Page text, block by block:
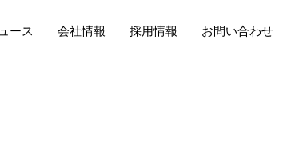
ース 会社情報 採用情報 お問い合わせ